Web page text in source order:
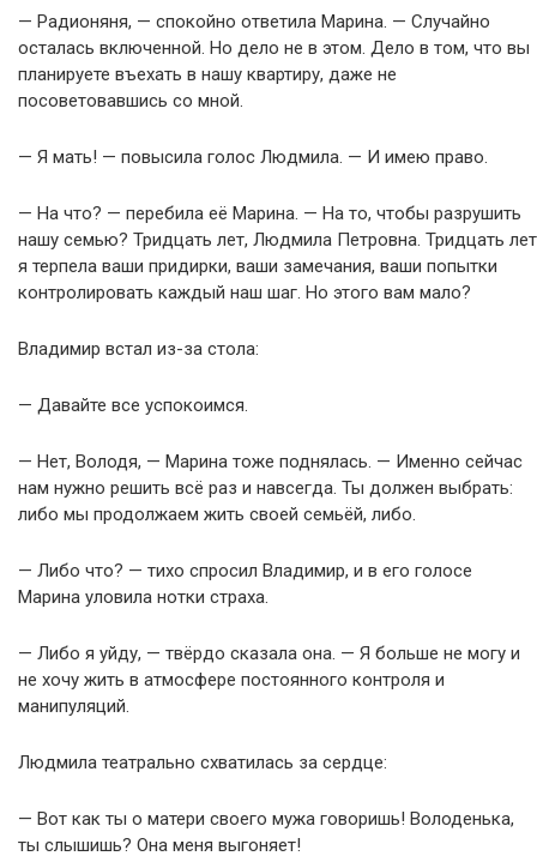
— Радионяня, — спокойно ответила Марина. — Случайно
осталась включенной. Но дело не в этом. Дело в том, что вы
планируете въехать в нашу квартиру, даже не
посоветовавшись со мной.
— Я мать! — повысила голос Людмила. — И имею право.
— На что? — перебила её Марина. — На то, чтобы разрушить
нашу семью? Тридцать лет, Людмила Петровна. Тридцать лет
я терпела ваши придирки, ваши замечания, ваши попытки
контролировать каждый наш шаг. Но этого вам мало?
Владимир встал из-за стола:
— Давайте все успокоимся.
— Нет, Володя, — Марина тоже поднялась. — Именно сейчас
нам нужно решить всё раз и навсегда. Ты должен выбрать:
либо мы продолжаем жить своей семьёй, либо.
— Либо что? — тихо спросил Владимир, и в его голосе
Марина уловила нотки страха.
— Либо я уйду, — твёрдо сказала она. — Я больше не могу и
не хочу жить в атмосфере постоянного контроля и
манипуляций.
Людмила театрально схватилась за сердце:
— Вот как ты о матери своего мужа говоришь! Володенька,
ты слышишь? Она меня выгоняет!